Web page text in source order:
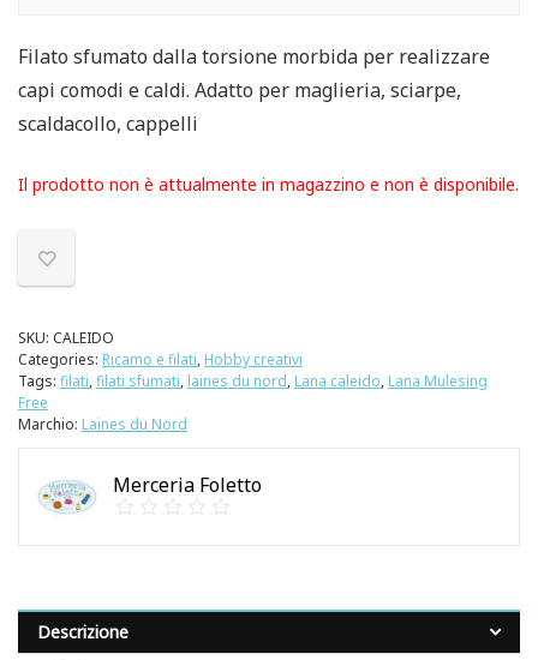
Filato sfumato dalla torsione morbida per realizzare
capi comodi e caldi. Adatto per maglieria, sciarpe,
scaldacollo, cappelli
Il prodotto non è attualmente in magazzino e non è disponibile.
SKU: CALEIDO
Categories: Ricamo e filati, Hobby creativi
Tags: filati,filati sfumati, laines du nord, Lana caleido, Lana Mulesing
Free
Marchio: Laines du Nord
Merceria Foletto
Descrizione